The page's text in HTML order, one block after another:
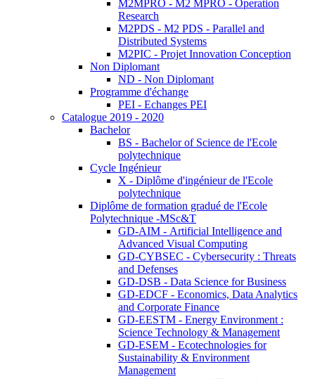
M2MPRO - M2 MPRO - Operation
Research
M2PDS - M2 PDS - Parallel and
Distributed Systems
M2PIC - Projet Innovation Conception
Non Diplomant
ND - Non Diplomant
Programme d'échange
PEI - Echanges PEI
Catalogue 2019 - 2020
Bachelor
BS - Bachelor of Science de l'Ecole
polytechnique
Cycle Ingénieur
X - Diplôme d'ingénieur de l'Ecole
polytechnique
Diplôme de formation gradué de l'Ecole
Polytechnique -MSc&T
GD-AIM - Artificial Intelligence and
Advanced Visual Computing
GD-CYBSEC - Cybersecurity : Threats
and Defenses
GD-DSB - Data Science for Business
GD-EDCF - Economics, Data Analytics
and Corporate Finance
GD-EESTM - Energy Environment :
Science Technology & Management
GD-ESEM - Ecotechnologies for
Sustainability & Environment
Management